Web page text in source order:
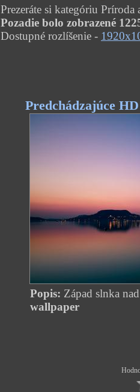
Prezeráte si kategóriu
Pozadie bolo zobrazené
Dostupné rozlíšenie -
Predchádzajúce
Popis: Západ slnka
wallpaper